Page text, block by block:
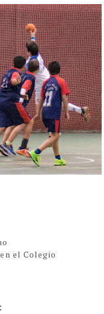
el Colegio